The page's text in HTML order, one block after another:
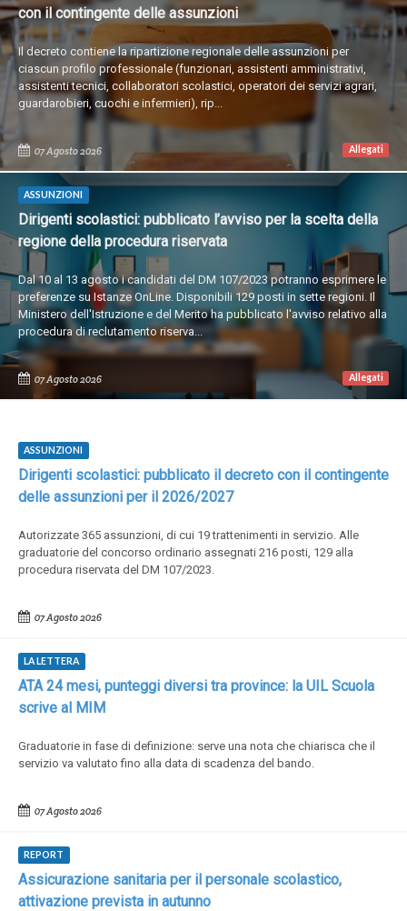
con il contingente delle assunzioni
Il decreto contiene la ripartizione regionale delle assunzioni per
ciascun profilo professionale (funzionari, assistenti amministrativi,
assistenti tecnici, collaboratori scolastici, operatori dei servizi agrari,
guardarobieri, cuochi e infermieri), rip...
07 Agosto 2026 Allegati
ASSUNZIONI
Dirigenti scolastici: pubblicato l’avviso per la scelta della
regione della procedura riservata
Dal 10 al 13 agosto i candidati del DM 107/2023 potranno esprimere le
preferenze su Istanze OnLine. Disponibili 129 posti in sette regioni. Il
Ministero dell'Istruzione e del Merito ha pubblicato l'avviso relativo alla
procedura di reclutamento riserva...
07 Agosto 2026 Allegati
ASSUNZIONI
Dirigenti scolastici: pubblicato il decreto con il contingente
delle assunzioni per il 2026/2027
Autorizzate 365 assunzioni, di cui 19 trattenimenti in servizio. Alle
graduatorie del concorso ordinario assegnati 216 posti, 129 alla
procedura riservata del DM 107/2023.
07 Agosto 2026
LA LETTERA
ATA 24 mesi, punteggi diversi tra province: la UIL Scuola
scrive al MIM
Graduatorie in fase di definizione: serve una nota che chiarisca che il
servizio va valutato fino alla data di scadenza del bando.
07 Agosto 2026
REPORT
Assicurazione sanitaria per il personale scolastico,
attivazione prevista in autunno